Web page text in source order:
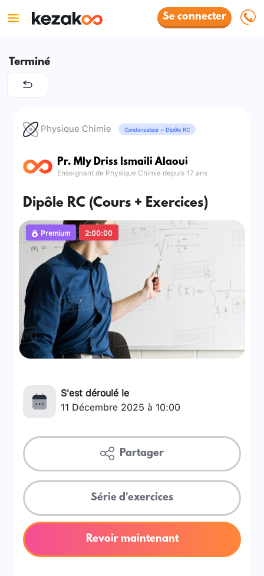
Se connecter
Terminé
Physique Chimie Condensateur – Dipôle RC
Pr. Mly Driss Ismaili Alaoui
Enseignant de Physique Chimie depuis 17 ans
Dipôle RC (Cours + Exercices)
Premium 2:00:00
S'est déroulé le
11 Décembre 2025 à 10:00
Partager
Série d'exercices
Revoir maintenant